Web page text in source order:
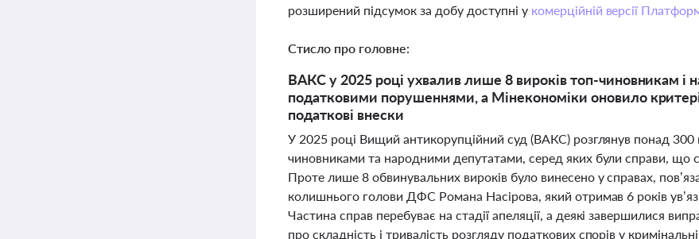
розширений підсумок за добу доступні у комерційній версії
Стисло про головне:
ВАКС у 2025 році ухвалив лише 8 вироків топ-чиновникам і
податковими порушеннями, а Мінекономіки оновило
податкові внески
У 2025 році Вищий антикорупційний суд (ВАКС) розглянув понад 300
чиновниками та народними депутатами, серед яких були справи, що
Проте лише 8 обвинувальних вироків було винесено у справах,
колишнього голови ДФС Романа Насірова, який отримав 6 років
Частина справ перебуває на стадії апеляції, а деякі завершилися
про складність і тривалість розгляду податкових спорів у